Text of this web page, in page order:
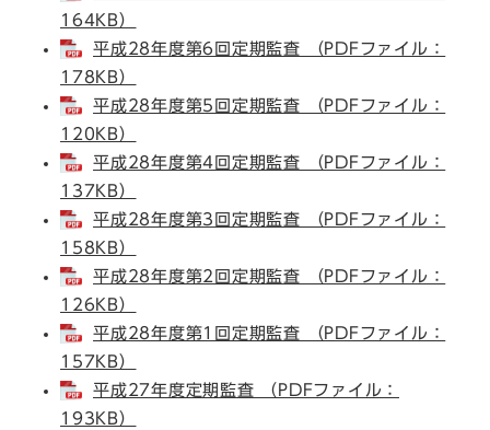
164KB）
平成28年度第6回定期監査 （PDFファイル：
178KB）
平成28年度第5回定期監査 （PDFファイル：
120KB）
平成28年度第4回定期監査 （PDFファイル：
137KB）
平成28年度第3回定期監査 （PDFファイル：
158KB）
平成28年度第2回定期監査 （PDFファイル：
126KB）
平成28年度第1回定期監査 （PDFファイル：
157KB）
平成27年度定期監査 （PDFファイル：
193KB）